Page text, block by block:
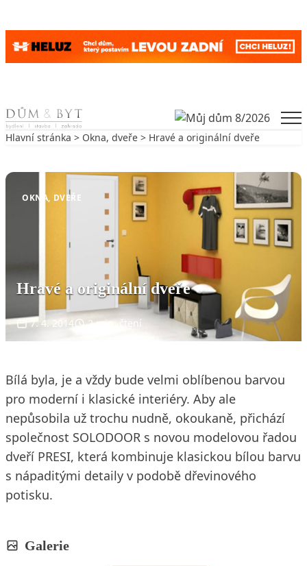
Skip to content
Hlavní stránka > Okna, dveře > Hravé a originální dveře
OKNA, DVEŘE
Hravé a originální dveře
7. 4. 2014 2 min. čtení
Bílá byla, je a vždy bude velmi oblíbenou barvou
pro moderní i klasické interiéry. Aby ale
nepůsobila už trochu nudně, okoukaně, přichází
společnost SOLODOOR s novou modelovou řadou
dveří PRESI, která kombinuje klasickou bílou barvu
s nápaditými detaily v podobě dřevinového
potisku.
Galerie